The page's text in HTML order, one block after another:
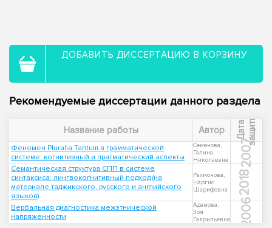
ДОБАВИТЬ ДИССЕРТАЦИЮ В КОРЗИНУ
Рекомендуемые диссертации данного раздела
Название работы Автор Д
а
т
а
з
а
щ
и
т ы
Феномен Pluralia Tantum в грамматической
системе: когнитивный и прагматический аспекты
Семенова,
Галина
Николаевна
2007
Семантическая структура СПП в системе
синтаксиса: лингвокогнитивный подход (на
материале таджикского, русского и английского
языков)
Рахмонова,
Наргис
Шарифовна
2018
Вербальная диагностика межэтнической
напряженности
Адамова,
Зоя
Гаврильевна
2006